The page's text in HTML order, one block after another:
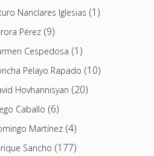
Nanclares Iglesias (1)
Pérez(9)
Cespedosa (1)
Pelayo Rapado (10)
Hovhannisyan (20)
Caballo (6)
Martínez(4)
Sancho (177)